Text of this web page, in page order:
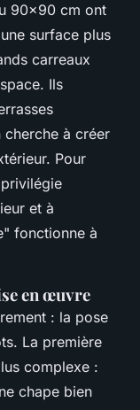
90x90 cm ont
surface plus
carreaux
Ils
à créer
Pour
et à
fonctionne à
en œuvre
: la pose
La première
complexe :
chape bien